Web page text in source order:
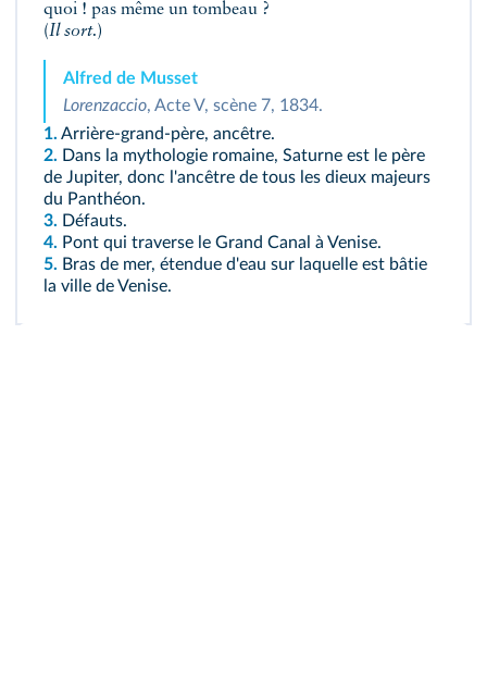
quoi ! pas même un tombeau ?
(Il sort.)
Alfred de Musset
Lorenzaccio, Acte V, scène 7, 1834.
1. Arrière-grand-père, ancêtre.
2. Dans la mythologie romaine, Saturne est le père
de Jupiter, donc l'ancêtre de tous les dieux majeurs
du Panthéon.
3. Défauts.
4. Pont qui traverse le Grand Canal à Venise.
5. Bras de mer, étendue d'eau sur laquelle est bâtie
la ville de Venise.